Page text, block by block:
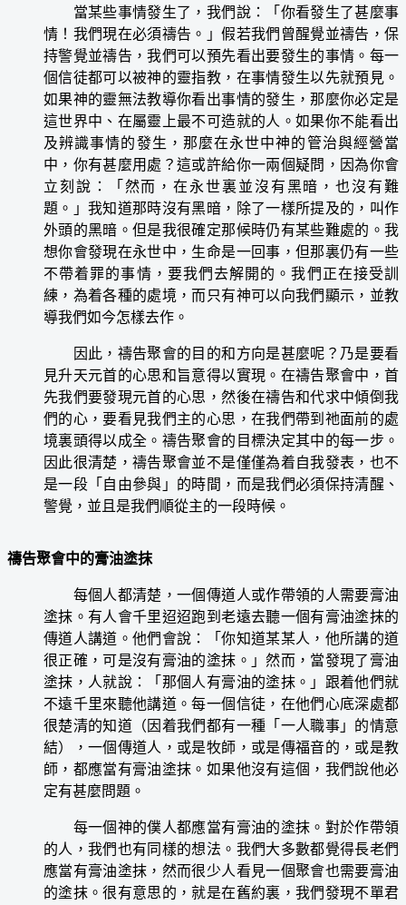
當某些事情發生了，我們說：「你看發生了甚麼事
情！我們現在必須禱告。」假若我們曾醒覺並禱告，保
持警覺並禱告，我們可以預先看出要發生的事情。每一
個信徒都可以被神的靈指教，在事情發生以先就預見。
如果神的靈無法教導你看出事情的發生，那麼你必定是
這世界中、在屬靈上最不可造就的人。如果你不能看出
及辨識事情的發生，那麼在永世中神的管治與經營當
中，你有甚麼用處？這或許給你一兩個疑問，因為你會
立刻說：「然而，在永世裏並沒有黑暗，也沒有難
題。」我知道那時沒有黑暗，除了一樣所提及的，叫作
外頭的黑暗。但是我很確定那候時仍有某些難處的。我
想你會發現在永世中，生命是一回事，但那裏仍有一些
不帶着罪的事情，要我們去解開的。我們正在接受訓
練，為着各種的處境，而只有神可以向我們顯示，並教
導我們如今怎樣去作。
因此，禱告聚會的目的和方向是甚麼呢？乃是要看
見升天元首的心思和旨意得以實現。在禱告聚會中，首
先我們要發現元首的心思，然後在禱告和代求中傾倒我
們的心，要看見我們主的心思，在我們帶到祂面前的處
境裏頭得以成全。禱告聚會的目標決定其中的每一步。
因此很清楚，禱告聚會並不是僅僅為着自我發表，也不
是一段「自由參與」的時間，而是我們必須保持清醒、
警覺，並且是我們順從主的一段時候。
禱告聚會中的膏油塗抹
每個人都清楚，一個傳道人或作帶領的人需要膏油
塗抹。有人會千里迢迢跑到老遠去聽一個有膏油塗抹的
傳道人講道。他們會說：「你知道某某人，他所講的道
很正確，可是沒有膏油的塗抹。」然而，當發現了膏油
塗抹，人就說：「那個人有膏油的塗抹。」跟着他們就
不遠千里來聽他講道。每一個信徒，在他們心底深處都
很楚清的知道（因着我們都有一種「一人職事」的情意
結），一個傳道人，或是牧師，或是傳福音的，或是教
師，都應當有膏油塗抹。如果他沒有這個，我們說他必
定有甚麼問題。
每一個神的僕人都應當有膏油的塗抹。對於作帶領
的人，我們也有同樣的想法。我們大多數都覺得長老們
應當有膏油塗抹，然而很少人看見一個聚會也需要膏油
的塗抹。很有意思的，就是在舊約裏，我們發現不單君